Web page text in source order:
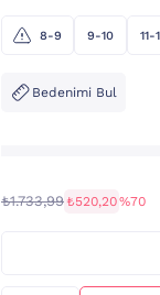
8-9 9-10 11-
Bedenimi Bul
₺1.733,99 ₺520,20%70